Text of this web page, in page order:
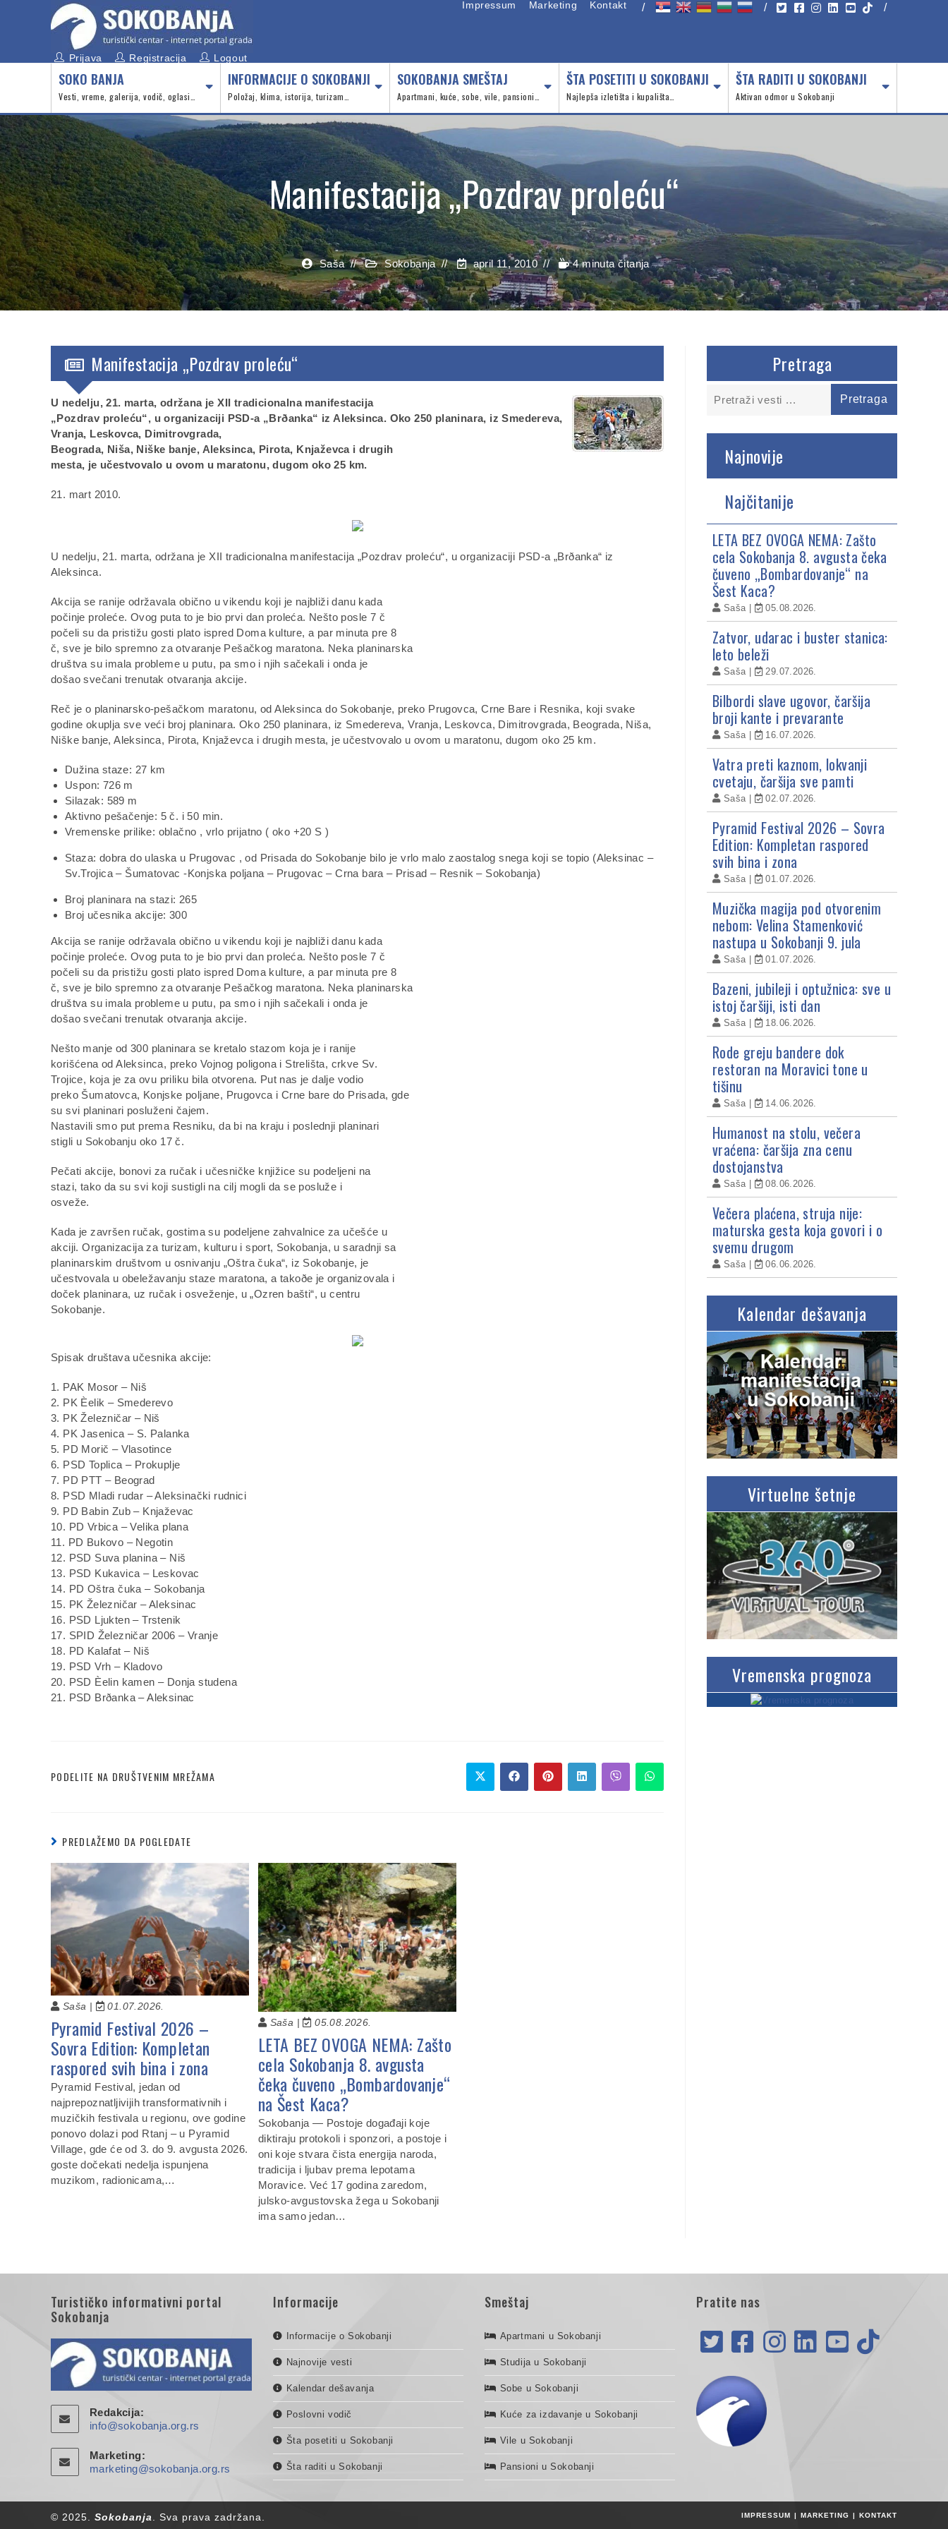
Impressum Marketing Kontakt / / /
Prijava Registracija Logout
SOKO BANJA
Vesti, vreme, galerija, vodič, oglasi…
INFORMACIJE O SOKOBANJI
Položaj, klima, istorija, turizam…
SOKOBANJA SMEŠTAJ
Apartmani, kuće, sobe, vile, pansioni…
ŠTA POSETITI U SOKOBANJI
Najlepša izletišta i kupališta…
ŠTA RADITI U SOKOBANJI
Aktivan odmor u Sokobanji
Manifestacija „Pozdrav proleću“
Saša Sokobanja april 11, 2010 4 minuta čitanja
Manifestacija „Pozdrav proleću“
U nedelju, 21. marta, održana je XII tradicionalna manifestacija
„Pozdrav proleću“, u organizaciji PSD-a „Brðanka“ iz Aleksinca. Oko 250 planinara, iz Smedereva,
Vranja, Leskovca, Dimitrovgrada,
Beograda, Niša, Niške banje, Aleksinca, Pirota, Knjaževca i drugih
mesta, je učestvovalo u ovom u maratonu, dugom oko 25 km.
21. mart 2010.
U nedelju, 21. marta, održana je XII tradicionalna manifestacija „Pozdrav proleću“, u organizaciji PSD-a „Brðanka“ iz
Aleksinca.
Akcija se ranije održavala obično u vikendu koji je najbliži danu kada
počinje proleće. Ovog puta to je bio prvi dan proleća. Nešto posle 7 č
počeli su da pristižu gosti plato ispred Doma kulture, a par minuta pre 8
č, sve je bilo spremno za otvaranje Pešačkog maratona. Neka planinarska
društva su imala probleme u putu, pa smo i njih sačekali i onda je
došao svečani trenutak otvaranja akcije.
Reč je o planinarsko-pešačkom maratonu, od Aleksinca do Sokobanje, preko Prugovca, Crne Bare i Resnika, koji svake
godine okuplja sve veći broj planinara. Oko 250 planinara, iz Smedereva, Vranja, Leskovca, Dimitrovgrada, Beograda, Niša,
Niške banje, Aleksinca, Pirota, Knjaževca i drugih mesta, je učestvovalo u ovom u maratonu, dugom oko 25 km.
Dužina staze: 27 km
Uspon: 726 m
Silazak: 589 m
Aktivno pešačenje: 5 č. i 50 min.
Vremenske prilike: oblačno , vrlo prijatno ( oko +20 S )
Staza: dobra do ulaska u Prugovac , od Prisada do Sokobanje bilo je vrlo malo zaostalog snega koji se topio (Aleksinac –
Sv.Trojica – Šumatovac -Konjska poljana – Prugovac – Crna bara – Prisad – Resnik – Sokobanja)
Broj planinara na stazi: 265
Broj učesnika akcije: 300
Akcija se ranije održavala obično u vikendu koji je najbliži danu kada
počinje proleće. Ovog puta to je bio prvi dan proleća. Nešto posle 7 č
počeli su da pristižu gosti plato ispred Doma kulture, a par minuta pre 8
č, sve je bilo spremno za otvaranje Pešačkog maratona. Neka planinarska
društva su imala probleme u putu, pa smo i njih sačekali i onda je
došao svečani trenutak otvaranja akcije.
Nešto manje od 300 planinara se kretalo stazom koja je i ranije
korišćena od Aleksinca, preko Vojnog poligona i Strelišta, crkve Sv.
Trojice, koja je za ovu priliku bila otvorena. Put nas je dalje vodio
preko Šumatovca, Konjske poljane, Prugovca i Crne bare do Prisada, gde
su svi planinari posluženi čajem.
Nastavili smo put prema Resniku, da bi na kraju i poslednji planinari
stigli u Sokobanju oko 17 č.
Pečati akcije, bonovi za ručak i učesničke knjižice su podeljeni na
stazi, tako da su svi koji sustigli na cilj mogli da se posluže i
osveže.
Kada je završen ručak, gostima su podeljene zahvalnice za učešće u
akciji. Organizacija za turizam, kulturu i sport, Sokobanja, u saradnji sa
planinarskim društvom u osnivanju „Oštra čuka“, iz Sokobanje, je
učestvovala u obeležavanju staze maratona, a takoðe je organizovala i
doček planinara, uz ručak i osveženje, u „Ozren bašti“, u centru
Sokobanje.
Spisak društava učesnika akcije:
1. PAK Mosor – Niš
2. PK Èelik – Smederevo
3. PK Železničar – Niš
4. PK Jasenica – S. Palanka
5. PD Morič – Vlasotince
6. PSD Toplica – Prokuplje
7. PD PTT – Beograd
8. PSD Mladi rudar – Aleksinački rudnici
9. PD Babin Zub – Knjaževac
10. PD Vrbica – Velika plana
11. PD Bukovo – Negotin
12. PSD Suva planina – Niš
13. PSD Kukavica – Leskovac
14. PD Oštra čuka – Sokobanja
15. PK Železničar – Aleksinac
16. PSD Ljukten – Trstenik
17. SPID Železničar 2006 – Vranje
18. PD Kalafat – Niš
19. PSD Vrh – Kladovo
20. PSD Èelin kamen – Donja studena
21. PSD Brðanka – Aleksinac
PODELITE NA DRUŠTVENIM MREŽAMA
PREDLAŽEMO DA POGLEDATE
Saša | 01.07.2026.
Pyramid Festival 2026 –
Sovra Edition: Kompletan
raspored svih bina i zona
Pyramid Festival, jedan od
najprepoznatljivijih transformativnih i
muzičkih festivala u regionu, ove godine
ponovo dolazi pod Rtanj – u Pyramid
Village, gde će od 3. do 9. avgusta 2026.
goste dočekati nedelja ispunjena
muzikom, radionicama,…
Saša | 05.08.2026.
LETA BEZ OVOGA NEMA: Zašto
cela Sokobanja 8. avgusta
čeka čuveno „Bombardovanje“
na Šest Kaca?
Sokobanja — Postoje događaji koje
diktiraju protokoli i sponzori, a postoje i
oni koje stvara čista energija naroda,
tradicija i ljubav prema lepotama
Moravice. Već 17 godina zaredom,
julsko-avgustovska žega u Sokobanji
ima samo jedan…
Pretraga
Najnovije
Najčitanije
LETA BEZ OVOGA NEMA: Zašto
cela Sokobanja 8. avgusta čeka
čuveno „Bombardovanje“ na
Šest Kaca?
Saša 05.08.2026.
Zatvor, udarac i buster stanica:
leto beleži
Saša 29.07.2026.
Bilbordi slave ugovor, čaršija
broji kante i prevarante
Saša 16.07.2026.
Vatra preti kaznom, lokvanji
cvetaju, čaršija sve pamti
Saša 02.07.2026.
Pyramid Festival 2026 – Sovra
Edition: Kompletan raspored
svih bina i zona
Saša 01.07.2026.
Muzička magija pod otvorenim
nebom: Velina Stamenković
nastupa u Sokobanji 9. jula
Saša 01.07.2026.
Bazeni, jubileji i optužnica: sve u
istoj čaršiji, isti dan
Saša 18.06.2026.
Rode greju bandere dok
restoran na Moravici tone u
tišinu
Saša 14.06.2026.
Humanost na stolu, večera
vraćena: čaršija zna cenu
dostojanstva
Saša 08.06.2026.
Večera plaćena, struja nije:
maturska gesta koja govori i o
svemu drugom
Saša 06.06.2026.
Kalendar dešavanja
Virtuelne šetnje
Vremenska prognoza
Turističko informativni portal
Sokobanja
Redakcija:
info@sokobanja.org.rs
Marketing:
marketing@sokobanja.org.rs
Informacije
Informacije o Sokobanji
Najnovije vesti
Kalendar dešavanja
Poslovni vodič
Šta posetiti u Sokobanji
Šta raditi u Sokobanji
Smeštaj
Apartmani u Sokobanji
Studija u Sokobanji
Sobe u Sokobanji
Kuće za izdavanje u Sokobanji
Vile u Sokobanji
Pansioni u Sokobanji
Pratite nas
IMPRESSUM MARKETING KONTAKT
© 2025. Sokobanja . Sva prava zadržana.